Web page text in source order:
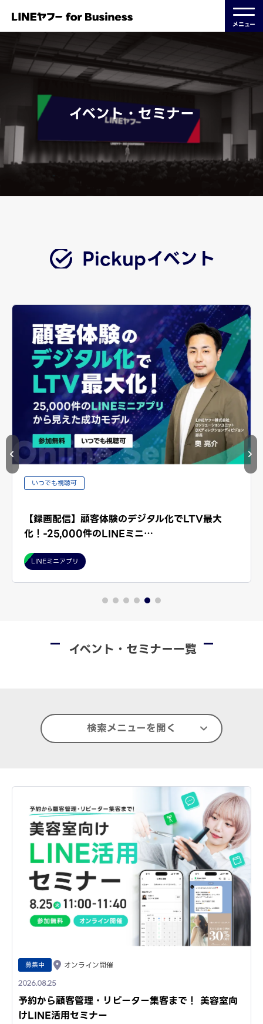
メニュー
イベント・セミナー
Pickupイベント
いつでも視聴可
【録画配信】顧客体験のデジタル化でLTV最大
化！-25,000件のLINEミニ…
LINEミニアプリ
イベント・セミナー一覧
検索メニューを開く
募集中 オンライン開催
2026.08.25
予約から顧客管理・リピーター集客まで！ 美容室向
けLINE活用セミナー